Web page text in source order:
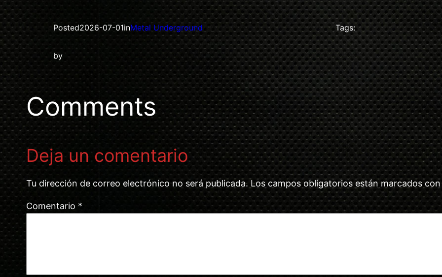
Posted2026-07-01inMetal Underground
by
Tags:
Comments
Deja un comentario
Tu dirección de correo electrónico no será publicada. Los campos obligatorios están marcados
Comentario *